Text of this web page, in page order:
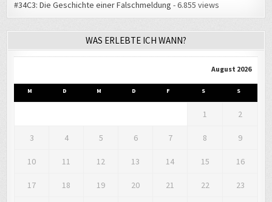
#34C3: Die Geschichte einer Falschmeldung - 6.855 views
WAS ERLEBTE ICH WANN?
August 2026
M D M D F S S
1 2
3 4 5 6 7 8 9
10 11 12 13 14 15 16
17 18 19 20 21 22 23